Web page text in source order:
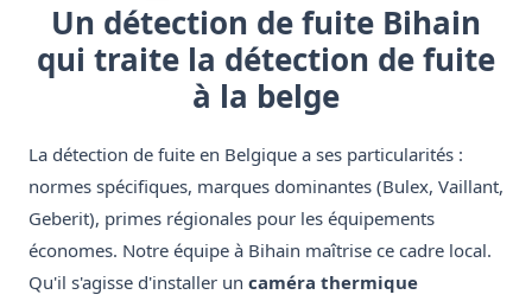
Un détection de fuite Bihain
qui traite la détection de fuite
à la belge
La détection de fuite en Belgique a ses particularités :
normes spécifiques, marques dominantes (Bulex, Vaillant,
Geberit), primes régionales pour les équipements
économes. Notre équipe à Bihain maîtrise ce cadre local.
Qu'il s'agisse d'installer un caméra thermique